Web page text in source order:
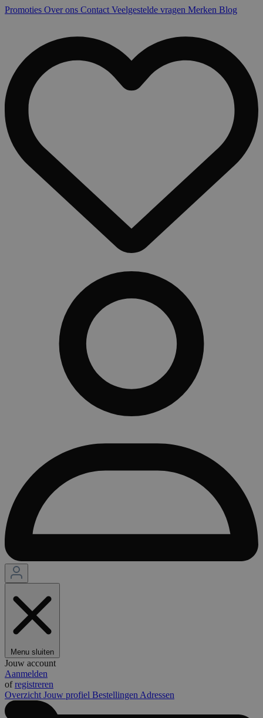
Promoties Over ons Contact Veelgestelde vragen Merken Blog
Menu sluiten
Jouw account
Aanmelden
ofregistreren
Overzicht Jouw profiel Bestellingen Adressen